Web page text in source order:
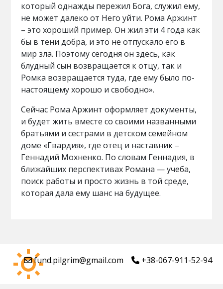
который однажды пережил Бога, служил ему,
не может далеко от Него уйти. Рома Аржинт
– это хороший пример. Он жил эти 4 года как
бы в тени добра, и это не отпускало его в
мир зла. Поэтому сегодня он здесь, как
блудный сын возвращается к отцу, так и
Ромка возвращается туда, где ему было по-
настоящему хорошо и свободно».
Сейчас Рома Аржинт оформляет документы,
и будет жить вместе со своими названными
братьями и сестрами в детском семейном
доме «Гвардия», где отец и наставник –
Геннадий Мохненко. По словам Геннадия, в
ближайших перспективах Романа — учеба,
поиск работы и просто жизнь в той среде,
которая дала ему шанс на будущее.
fund.pilgrim@gmail.com +38-067-911-52-94